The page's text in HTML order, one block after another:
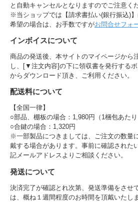
と自動キャンセルとなりますのでご注意く
※当ショップでは【請求書払い(銀行振込)
希望の場合は、お手数ですがお問合せフォ
インボイスについて
商品の発送後、本サイトのマイページから
し、[▼注文内容]の下に領収書を発行する
からダウンロード頂き、ご利用ください。
配送料について
【全国一律】
○部品、棚板の場合：1,980円（1梱包あた
○合鍵の場合：1,320円
※一部製品につきましては、ご注文の数量
戴する場合があります。事前に確認された
記メールアドレスよりご相談ください。
発送について
決済完了が確認とれ次第、発送準備をさせ
は、概ね１週間程度のお時間を頂戴いたしま